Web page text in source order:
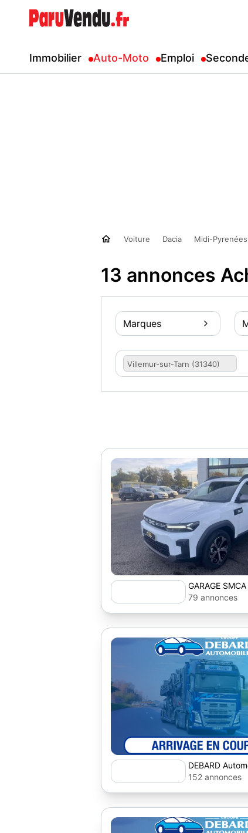
Immobilier Auto-Moto Emploi
Voiture Dacia Midi-Pyrenées
13 annonces
Marques
Villemur-sur-Tarn (31340)
GARAGE SMCA
79 annonces
DEBARD
152 annonces